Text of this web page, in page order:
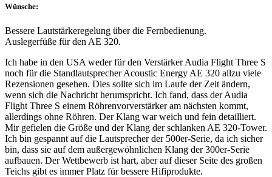
Wünsche:
Bessere Lautstärkeregelung über die Fernbedienung.
Auslegerfüße für den AE 320.
Ich habe in den USA weder für den Verstärker Audia Flight Three S
noch für die Standlautsprecher Acoustic Energy AE 320 allzu viele
Rezensionen gesehen. Dies sollte sich im Laufe der Zeit ändern,
wenn sich die Nachricht herumspricht. Ich fand, dass der Audia
Flight Three S einem Röhrenvorverstärker am nächsten kommt,
allerdings ohne Röhren. Der Klang war weich und fein detailliert.
Mir gefielen die Größe und der Klang der schlanken AE 320-Tower.
Ich bin gespannt auf die Lautsprecher der 500er-Serie, da ich sicher
bin, dass sie auf dem außergewöhnlichen Klang der 300er-Serie
aufbauen. Der Wettbewerb ist hart, aber auf dieser Seite des großen
Teichs gibt es immer Platz für bessere Hifiprodukte.